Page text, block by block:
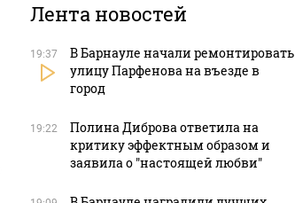
Лента новостей
19:37
В Барнауле начали ремонтировать
улицу Парфенова на въезде в
город
19:22
Полина Диброва ответила на
критику эффектным образом и
заявила о "настоящей любви"